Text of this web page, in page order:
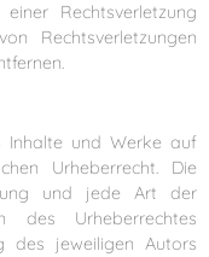
Rechtsverletzung
Rechtsverletzungen
Inhalte und Werke auf
Urheberrecht. Die
und jede Art der
des Urheberrechtes
des jeweiligen Autors